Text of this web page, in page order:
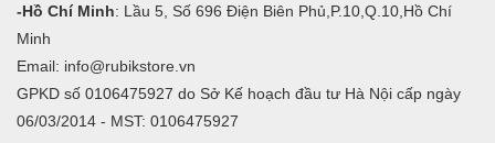
-Hồ Chí Minh: Lầu 5, Số 696 Điện Biên Phủ,P.10,Q.10,Hồ Chí
Minh
Email: info@rubikstore.vn
GPKD số 0106475927 do Sở Kế hoạch đầu tư Hà Nội cấp ngày
06/03/2014 - MST: 0106475927